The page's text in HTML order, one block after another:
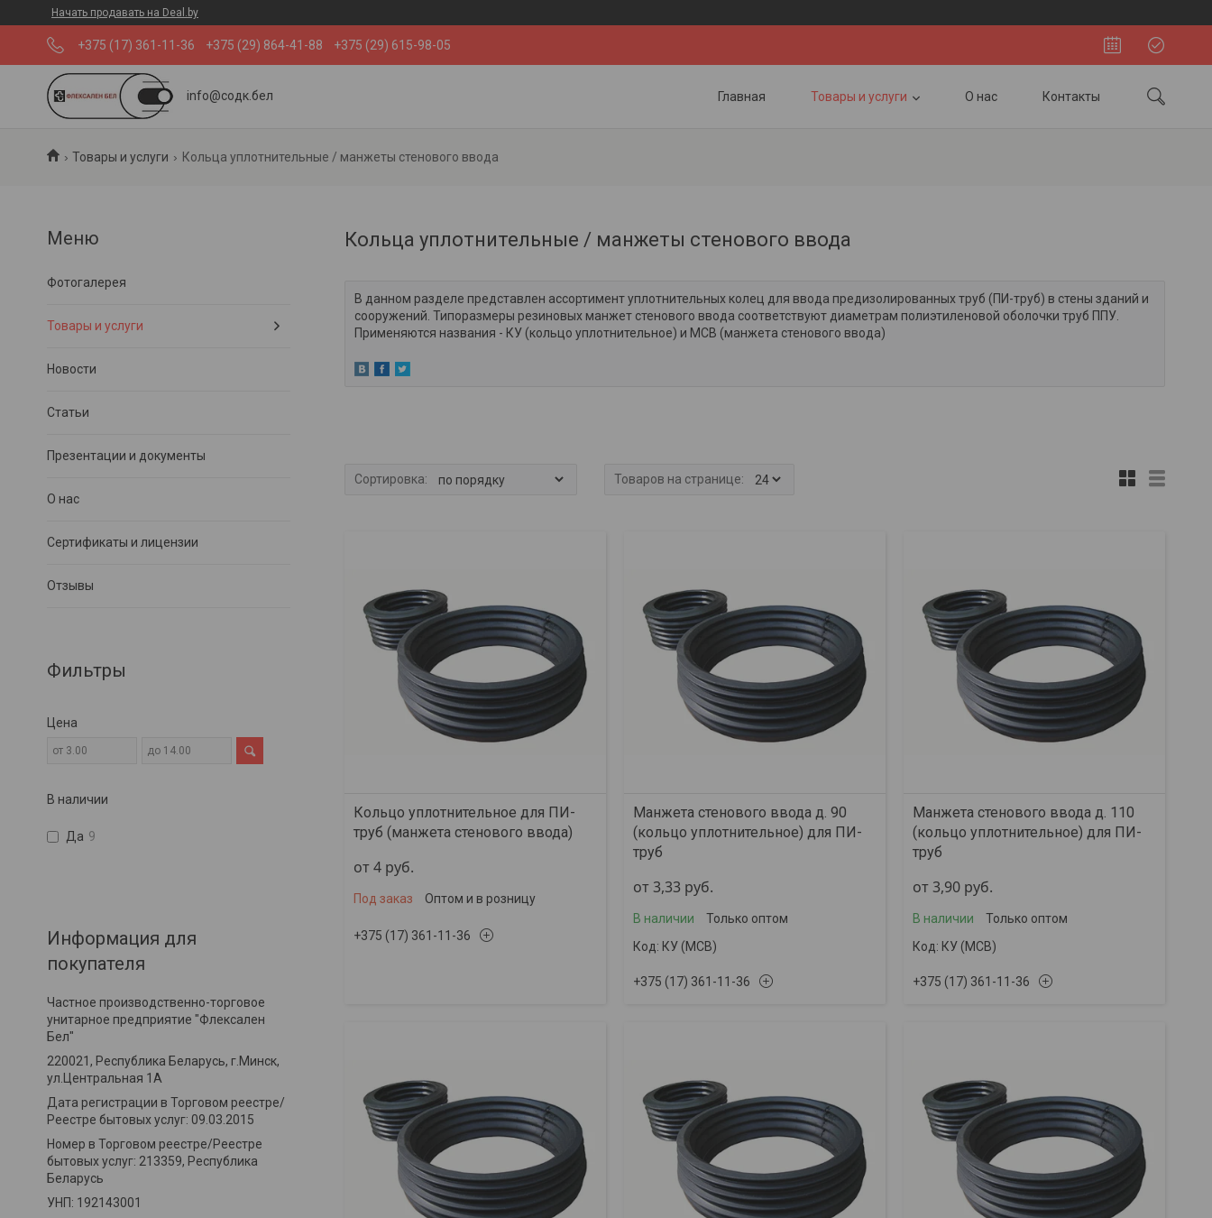
Начать продавать на Deal.by
+375 (17) 361-11-36 +375 (29) 864-41-88 +375 (29) 615-98-05
info@содк.бел Главная Товары и услуги О нас Контакты
Товары и услуги Кольца уплотнительные / манжеты стенового ввода
Кольца уплотнительные / манжеты стенового ввода
В данном разделе представлен ассортимент уплотнительных колец для ввода предизолированных труб (ПИ-труб) в стены зданий и
сооружений. Типоразмеры резиновых манжет стенового ввода соответствуют диаметрам полиэтиленовой оболочки труб ППУ.
Применяются названия - КУ (кольцо уплотнительное) и МСВ (манжета стенового ввода)
Кольцо уплотнительное для ПИ-
труб (манжета стенового ввода)
от 4 руб.
Под заказ Оптом и в розницу
+375 (17) 361-11-36
Манжета стенового ввода д. 90
(кольцо уплотнительное) для ПИ-
труб
от 3,33 руб.
В наличии
Только оптом
КУ (МСВ)
+375 (17) 361-11-36
Манжета стенового ввода д. 110
(кольцо уплотнительное) для ПИ-
труб
от 3,90 руб.
В наличии
Только оптом
КУ (МСВ)
+375 (17) 361-11-36
Фотогалерея
Товары и услуги
Новости
Статьи
Презентации и документы
О нас
Сертификаты и лицензии
Отзывы
Фильтры
Цена
В наличии
Да 9
Информация для
покупателя
Частное производственно-торговое
унитарное предприятие "Флексален
Бел"
220021, Республика Беларусь, г.Минск,
ул.Центральная 1А
Дата регистрации в Торговом реестре/
Реестре бытовых услуг: 09.03.2015
Номер в Торговом реестре/Реестре
бытовых услуг: 213359, Республика
Беларусь
УНП: 192143001